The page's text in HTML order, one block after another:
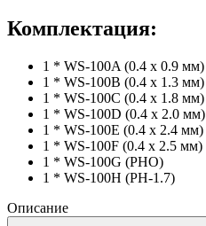
Комплектация:
1 * WS-100A (0.4 x 0.9 мм)
1 * WS-100B (0.4 x 1.3 мм)
1 * WS-100C (0.4 x 1.8 мм)
1 * WS-100D (0.4 x 2.0 мм)
1 * WS-100E (0.4 x 2.4 мм)
1 * WS-100F (0.4 x 2.5 мм)
1 * WS-100G (PHO)
1 * WS-100H (PH-1.7)
Описание